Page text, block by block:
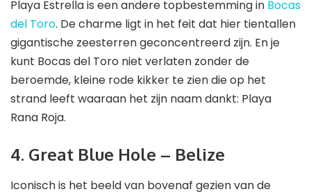
Playa Estrella is een andere topbestemming in Bocas
del Toro. De charme ligt in het feit dat hier tientallen
gigantische zeesterren geconcentreerd zijn. En je
kunt Bocas del Toro niet verlaten zonder de
beroemde, kleine rode kikker te zien die op het
strand leeft waaraan het zijn naam dankt: Playa
Rana Roja.
4. Great Blue Hole – Belize
Iconisch is het beeld van bovenaf gezien van de